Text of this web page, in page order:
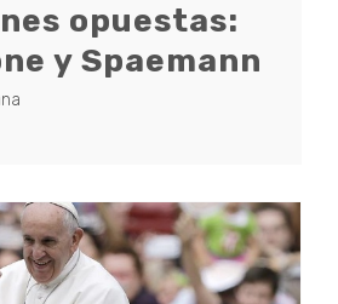
opuestas:
y Spaemann